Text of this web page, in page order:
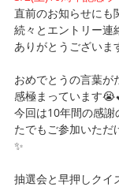
直前のお知らせにも
続々とエントリー連
ありがとうございま
おめでとうの言葉が
感極まっています
今回は10年間の感
たでもご参加いただ
✨
抽選会と早押しクイ